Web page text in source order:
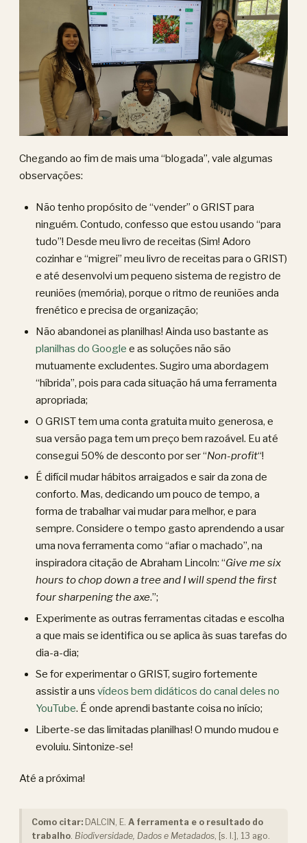
Chegando ao fim de mais uma “blogada”, vale algumas
observações:
Não tenho propósito de “vender” o GRIST para
ninguém. Contudo, confesso que estou usando “para
tudo”! Desde meu livro de receitas (Sim! Adoro
cozinhar e “migrei” meu livro de receitas para o GRIST)
e até desenvolvi um pequeno sistema de registro de
reuniões (memória), porque o ritmo de reuniões anda
frenético e precisa de organização;
Não abandonei as planilhas! Ainda uso bastante as
planilhas do Google e as soluções não são
mutuamente excludentes. Sugiro uma abordagem
“híbrida”, pois para cada situação há uma ferramenta
apropriada;
O GRIST tem uma conta gratuita muito generosa, e
sua versão paga tem um preço bem razoável. Eu até
consegui 50% de desconto por ser “Non-profit“!
É difícil mudar hábitos arraigados e sair da zona de
conforto. Mas, dedicando um pouco de tempo, a
forma de trabalhar vai mudar para melhor, e para
sempre. Considere o tempo gasto aprendendo a usar
uma nova ferramenta como “afiar o machado”, na
inspiradora citação de Abraham Lincoln: “Give me six
hours to chop down a tree and I will spend the first
four sharpening the axe.”;
Experimente as outras ferramentas citadas e escolha
a que mais se identifica ou se aplica às suas tarefas do
dia-a-dia;
Se for experimentar o GRIST, sugiro fortemente
assistir a uns vídeos bem didáticos do canal deles no
YouTube. É onde aprendi bastante coisa no início;
Liberte-se das limitadas planilhas! O mundo mudou e
evoluiu. Sintonize-se!
Até a próxima!
Como citar:DALCIN, E. A ferramenta e o resultado do
trabalho. Biodiversidade, Dados e Metadados, [s. l.], 13 ago.